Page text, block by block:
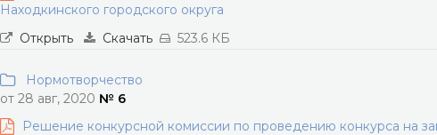
Находкинского городского округа
Открыть
Скачать 523.6 КБ
Нормотворчество
от 28 авг, 2020 № 6
Решение конкурсной комиссии по проведению конкурса на